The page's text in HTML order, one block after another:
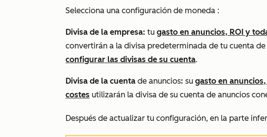
Selecciona una configuración de moneda :
Divisa de la empresa: tu gasto en anuncios, ROI y
convertirán a la divisa predeterminada de tu cuenta
configurar las divisas de su cuenta.
Divisa de la cuenta de anuncios: su gasto en
costes utilizarán la divisa de su cuenta de anuncios
Después de actualizar tu configuración, en la parte